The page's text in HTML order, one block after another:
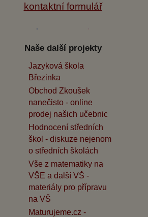
kontaktní formulář
Naše další projekty
Jazyková škola
Březinka
Obchod Zkoušek
nanečisto - online
prodej našich učebnic
Hodnocení středních
škol - diskuze nejenom
o středních školách
Vše z matematiky na
VŠE a další VŠ -
materiály pro přípravu
na VŠ
Maturujeme.cz -